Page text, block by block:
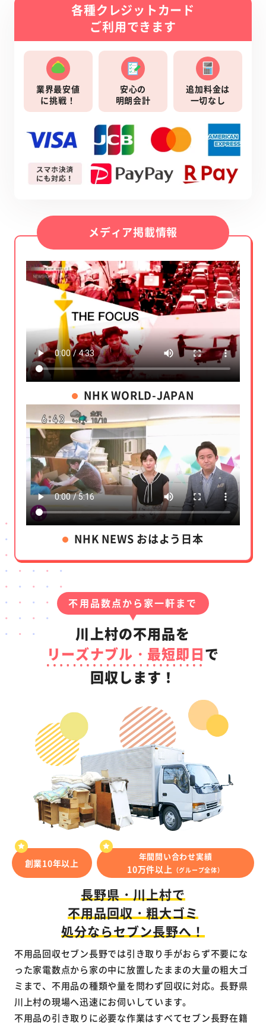
各種クレジットカード
ご利用できます
業界最安値
に挑戦！
安心の
明朗会計
追加料金は
一切なし
メディア掲載情報
NHK WORLD-JAPAN
NHK NEWS おはよう日本
不用品数点から家一軒まで
川上村の不用品を
リーズナブル・最短即日で
回収します！
創業10年以上
年間問い合わせ実績
10万件以上 （グループ全体）
長野県・川上村で
不用品回収・粗大ゴミ
処分ならセブン長野へ！
不用品回収セブン長野では引き取り手がおらず不要にな
った家電数点から家の中に放置したままの大量の粗大ゴ
ミまで、不用品の種類や量を問わず回収に対応。長野県
川上村の現場へ迅速にお伺いしています。
不用品の引き取りに必要な作業はすべてセブン長野在籍